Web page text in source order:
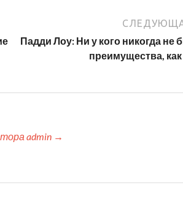
Падди Лоу: Ни у кого никогда не
преимущества,
admin →